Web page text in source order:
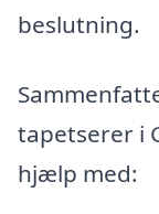
beslutning.
tapetserer i
hjælp med: